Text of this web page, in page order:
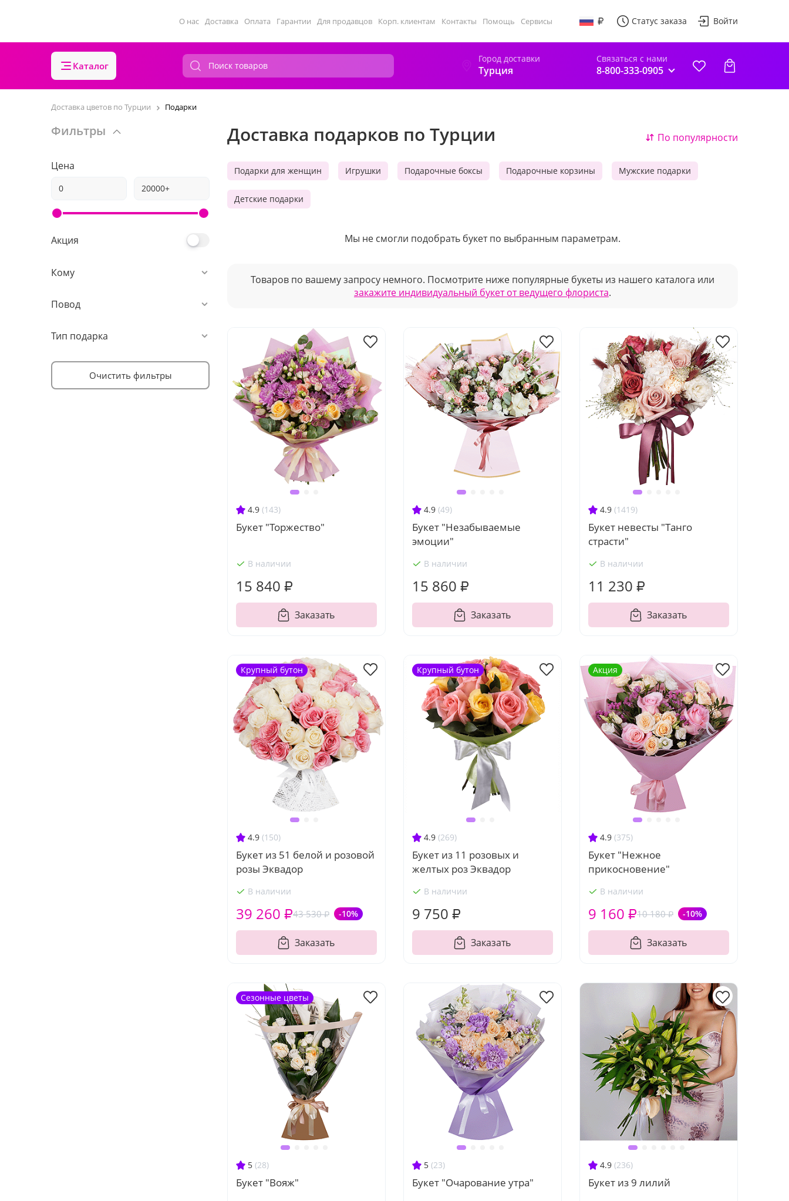
О нас Доставка Оплата Гарантии Для продавцов Корп. клиентам Контакты Помощь Сервисы Статус заказа Войти
Каталог
Город доставки
Турция
Связаться с нами
8-800-333-0905
Доставка цветов по Турции Подарки
Фильтры
Цена
Акция
Кому
Повод
Тип подарка
Очистить фильтры
Доставка подарков по Турции По популярности
Подарки для женщин Игрушки Подарочные боксы Подарочные корзины Мужские подарки
Детские подарки
Мы не смогли подобрать букет по выбранным параметрам.
Товаров по вашему запросу немного. Посмотрите ниже популярные букеты из нашего каталога или
закажите индивидуальный букет от ведущего флориста.
4.9 (143)
Букет "Торжество"
В наличии
15 840 ₽
Заказать
4.9 (49)
Букет "Незабываемые
эмоции"
В наличии
15 860 ₽
Заказать
4.9 (1419)
Букет невесты "Танго
страсти"
В наличии
11 230 ₽
Заказать
4.9 (150)
Букет из 51 белой и розовой
розы Эквадор
В наличии
43 530 ₽ -10%
39 260 ₽
Заказать
Крупный бутон
4.9 (269)
Букет из 11 розовых и
желтых роз Эквадор
В наличии
9 750 ₽
Заказать
Крупный бутон
4.9 (375)
Букет "Нежное
прикосновение"
В наличии
10 180 ₽ -10%
9 160 ₽
Заказать
Акция
5 (28)
Букет "Вояж"
Сезонные цветы
5 (23)
Букет "Очарование утра"
4.9 (236)
Букет из 9 лилий